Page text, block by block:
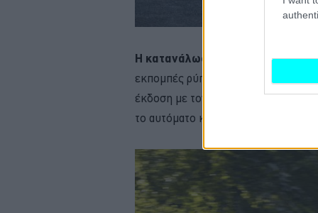
Η κατανάλωση καυσίμου σε
εκπομπές ρύπων να ανεβαίνουν στα
έκδοση με τον 2λιτρο κινητήρα).
το αυτόματο κιβώτιο ταχυτήτων